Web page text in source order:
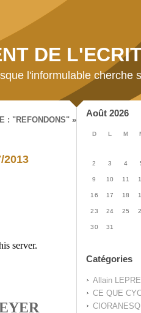
DE
l'informulable cherche
Août 2026
D L M
2 3 4
9 10 11
16 17 18
23 24 25
30 31
Catégories
Allain
CE QUE
: "REFONDONS" »
2013